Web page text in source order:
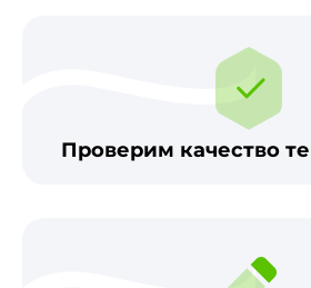
Проверим качество